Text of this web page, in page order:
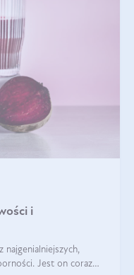
i
Jest on coraz